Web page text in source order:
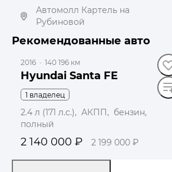
Автомолл Картель на
Рубиновой
Получить автотеку
Рекомендованные авто
2016 · 140 196 км
Hyundai Santa FE
1 владелец
2.4 л (171 л.с.), АКПП, бензин,
полный
2 140 000 ₽ 2 199 000 ₽